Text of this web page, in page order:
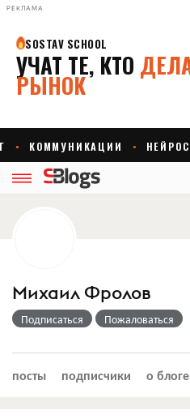
РЕКЛАМА
Михаил Фролов
Подписаться Пожаловаться
посты подписчики о блоге